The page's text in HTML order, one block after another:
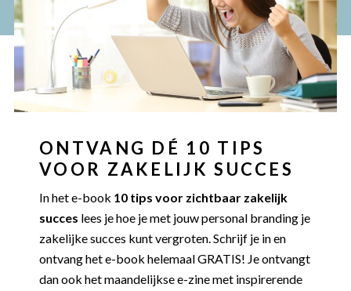
ONTVANG DÉ 10 TIPS
VOOR ZAKELIJK SUCCES
In het e-book 10 tips voor zichtbaar zakelijk
succes lees je hoe je met jouw personal branding je
zakelijke succes kunt vergroten. Schrijf je in en
ontvang het e-book helemaal GRATIS! Je ontvangt
dan ook het maandelijkse e-zine met inspirerende